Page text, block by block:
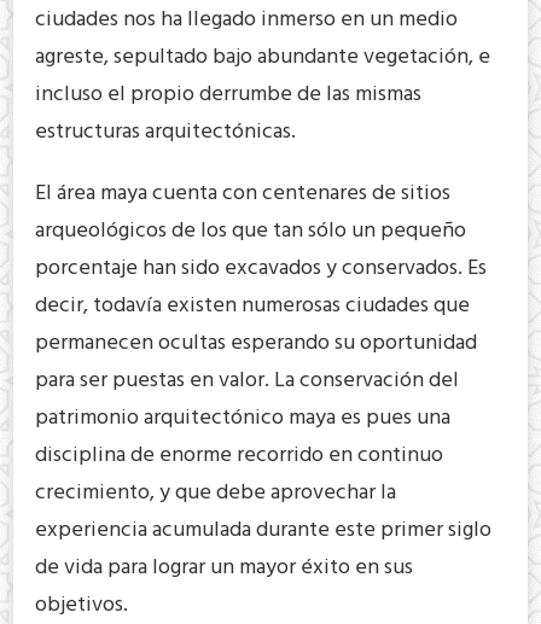
ciudades nos ha llegado inmerso en un medio
agreste, sepultado bajo abundante vegetación, e
incluso el propio derrumbe de las mismas
estructuras arquitectónicas.
El área maya cuenta con centenares de sitios
arqueológicos de los que tan sólo un pequeño
porcentaje han sido excavados y conservados. Es
decir, todavía existen numerosas ciudades que
permanecen ocultas esperando su oportunidad
para ser puestas en valor. La conservación del
patrimonio arquitectónico maya es pues una
disciplina de enorme recorrido en continuo
crecimiento, y que debe aprovechar la
experiencia acumulada durante este primer siglo
de vida para lograr un mayor éxito en sus
objetivos.